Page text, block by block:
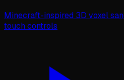
Minecraft-inspired 3D voxel
touch controls